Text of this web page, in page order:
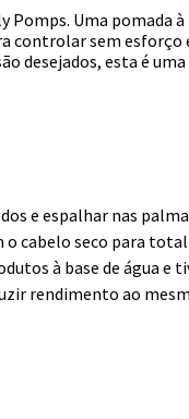
Pomps. Uma pomada à
controlar sem esforço
desejados, esta é uma
e espalhar nas
o cabelo seco para total
à base de água e
rendimento ao